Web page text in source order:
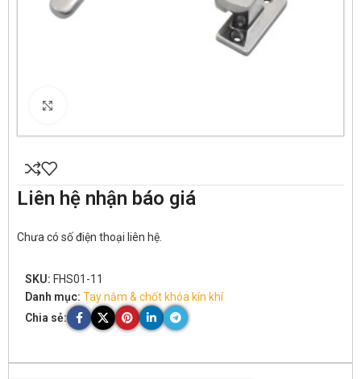
Liên hệ nhận báo giá
Chưa có số điện thoại liên hệ.
SKU: FHS01-11
Danh mục: Tay nắm & chốt khóa kín khí
Chia sẻ: